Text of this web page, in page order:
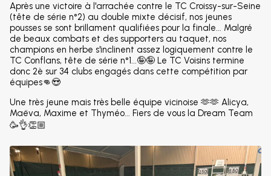
Après une victoire à l'arrachée contre le TC Croissy-sur-Seine
(tête de série n°2) au double mixte décisif, nos jeunes
pousses se sont brillament qualifiées pour la finale... Malgré
de beaux combats et des supporters au taquet, nos
champions en herbe s'inclinent assez logiquement contre le
TC Conflans, tête de série n°1...🤪🤪 Le TC Voisins termine
donc 2è sur 34 clubs engagés dans cette compétition par
équipes👊😍
Une très jeune mais très belle équipe vicinoise 🫶🫶 Alicya,
Maëva, Maxime et Thyméo... Fiers de vous la Dream Team
🥳👌👏🏼